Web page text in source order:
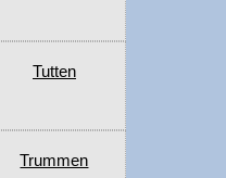
Tutten
Trummen